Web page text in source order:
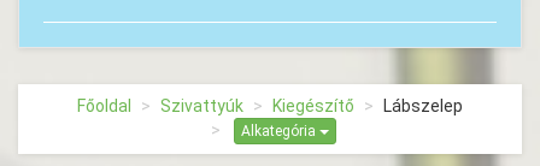
Főoldal Szivattyúk Kiegészítő Lábszelep
Alkategória